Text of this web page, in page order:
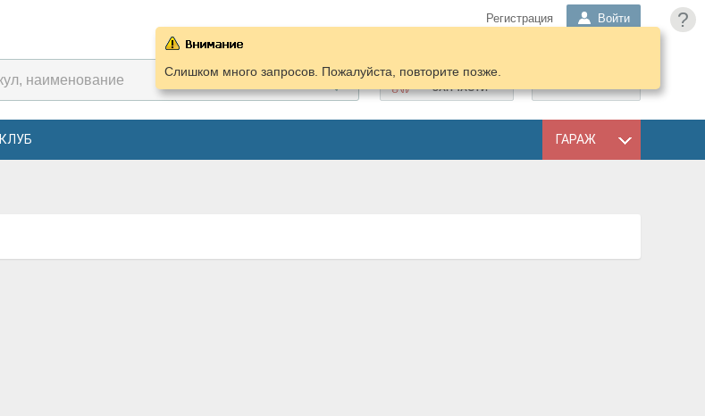
?
Регистрация Войти
ПОДОБРАТЬ
ЗАПЧАСТИ
КЛУБ ГАРАЖ
Слишком много запросов. Пожалуйста, повторите позже.